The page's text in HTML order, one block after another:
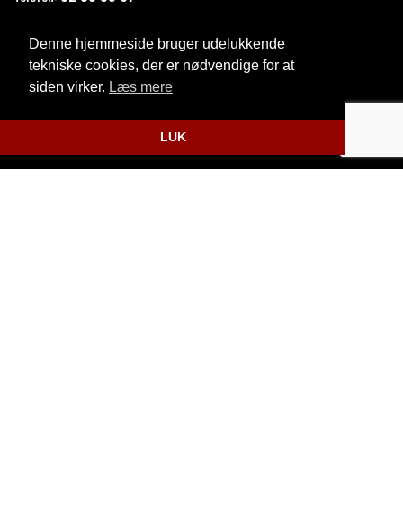
Denne hjemmeside bruger udelukkende
tekniske cookies, der er nødvendige for at
siden virker. Læs mere
LUK
Cookie- og privatlivspolitik